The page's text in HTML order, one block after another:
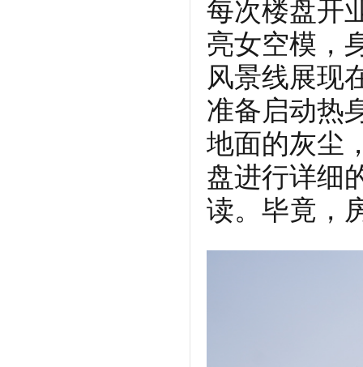
每次楼盘开
亮女空模，
风景线展现
准备启动热
地面的灰尘
盘进行详细
读。毕竟，